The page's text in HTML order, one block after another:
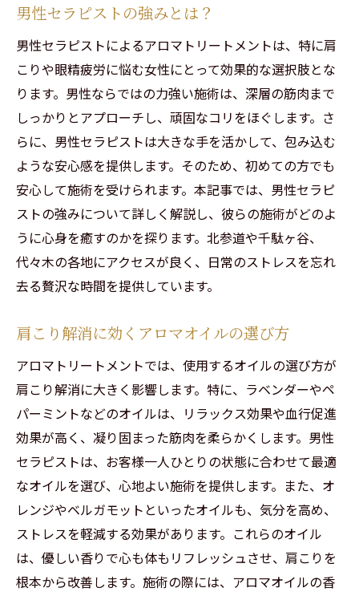
北参道で完全個室の贅沢なアロマトリートメン
ト体験
個室サロンの利点—プライバシーと安心感
北参道の静かな環境で心身を癒す
個室で施術を受ける際の注意点とマナー
完全予約制のメリットと利用方法
贅沢な時間を演出するアロマトリートメン
トの流れ
アロマトリートメントがもたらす癒しの効
果
働く女性におすすめ！千駄ヶ谷のアロマトリー
仕事のストレスを和らげるアロマの力
千駄ヶ谷サロンのアクセスの良さと利便性
忙しい女性に最適な短時間でも効果的な施
術プラン
女性専用サロンで安心の施術
リフレッシュに最適な予約時間の選び方
プロのアドバイスで疲労回復を促進
眼精疲労もすっきり！男性セラピストのリラク
ゼーション
眼精疲労とストレスの関係性
男性セラピストの強みとは？
男性セラピストによるアロマトリートメントは、特に肩
こりや眼精疲労に悩む女性にとって効果的な選択肢とな
ります。男性ならではの力強い施術は、深層の筋肉まで
しっかりとアプローチし、頑固なコリをほぐします。さ
らに、男性セラピストは大きな手を活かして、包み込む
ような安心感を提供します。そのため、初めての方でも
安心して施術を受けられます。本記事では、男性セラピ
ストの強みについて詳しく解説し、彼らの施術がどのよ
うに心身を癒すのかを探ります。北参道や千駄ヶ谷、
代々木の各地にアクセスが良く、日常のストレスを忘れ
去る贅沢な時間を提供しています。
肩こり解消に効くアロマオイルの選び方
アロマトリートメントでは、使用するオイルの選び方が
肩こり解消に大きく影響します。特に、ラベンダーやペ
パーミントなどのオイルは、リラックス効果や血行促進
効果が高く、凝り固まった筋肉を柔らかくします。男性
セラピストは、お客様一人ひとりの状態に合わせて最適
なオイルを選び、心地よい施術を提供します。また、オ
レンジやベルガモットといったオイルも、気分を高め、
ストレスを軽減する効果があります。これらのオイル
は、優しい香りで心も体もリフレッシュさせ、肩こりを
根本から改善します。施術の際には、アロマオイルの香